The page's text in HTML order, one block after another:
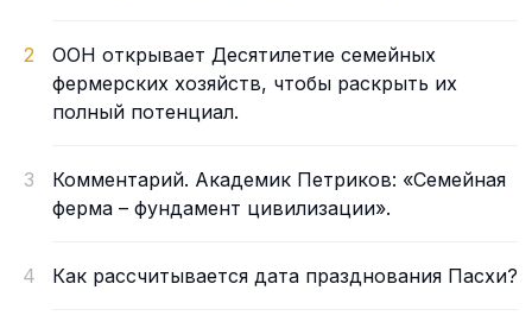
2
ООН открывает Десятилетие семейных
фермерских хозяйств, чтобы раскрыть их
полный потенциал.
3
Комментарий. Академик Петриков: «Семейная
ферма – фундамент цивилизации».
4 Как рассчитывается дата празднования Пасхи?